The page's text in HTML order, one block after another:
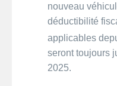
nouveau
déductibilité
applicables
seront toujours
2025.